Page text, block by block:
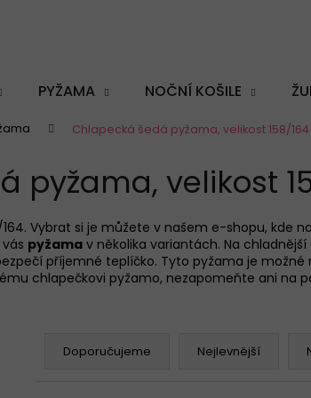
PYŽAMA NOČNÍ KOŠILE
Chlapecká šedá pyžama, velikost 158/164
pyžama, velikost
164. Vybrat si je můžete v našem e-shopu,
pyžama v několika variantách. Na
příjemné teplíčko. Tyto pyžama je možné
chlapečkovi pyžamo, nezapomeňte ani na
Doporučujeme Nejlevnější
Co potřebujete najít?
HLEDAT